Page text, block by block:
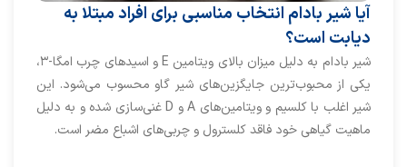
آیا شیر بادام انتخاب مناسبی برای افراد مبتلا به
دیابت است؟
شیر بادام به دلیل میزان بالای ویتامین E و اسیدهای چرب امگا-۳،
یکی از محبوب‌ترین جایگزین‌های شیر گاو محسوب می‌شود. این
شیر اغلب با کلسیم و ویتامین‌های A و D غنی‌سازی شده و به دلیل
ماهیت گیاهی خود فاقد کلسترول و چربی‌های اشباع مضر است.